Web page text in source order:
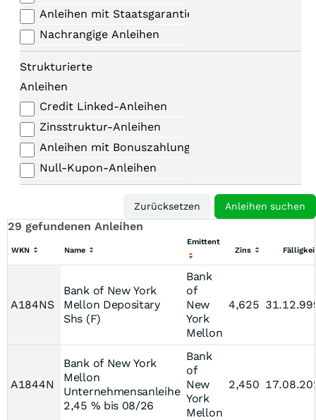
Anleihen mit Staatsgarantie
Nachrangige Anleihen
Strukturierte
Anleihen
Credit Linked-Anleihen
Zinsstruktur-Anleihen
Anleihen mit Bonuszahlungen
Null-Kupon-Anleihen
29 gefundenen Anleihen
WKN Name
Emittent
Zins
A184NS
Bank of New York
Mellon Depositary
Shs (F)
Bank
of
New
York
Mellon
4,625
A1844N
Bank of New York
Mellon
Unternehmensanleihe
2,45 % bis 08/26
Bank
of
New
York
Mellon
2,450